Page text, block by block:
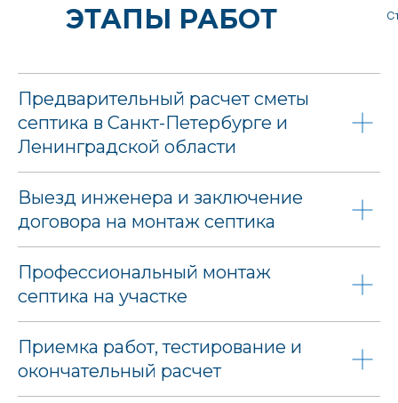
ЭТАПЫ РАБОТ
Предварительный расчет сметы
септика в Санкт-Петербурге и
Ленинградской области
Выезд инженера и заключение
договора на монтаж септика
Профессиональный монтаж
септика на участке
Приемка работ, тестирование и
окончательный расчет